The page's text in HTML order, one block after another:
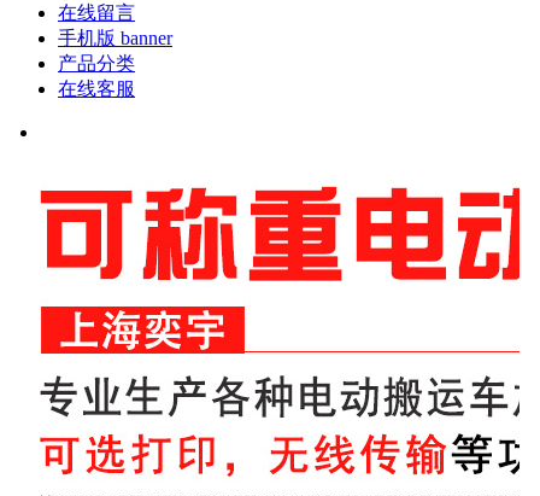
在线留言
手机版 banner
产品分类
在线客服